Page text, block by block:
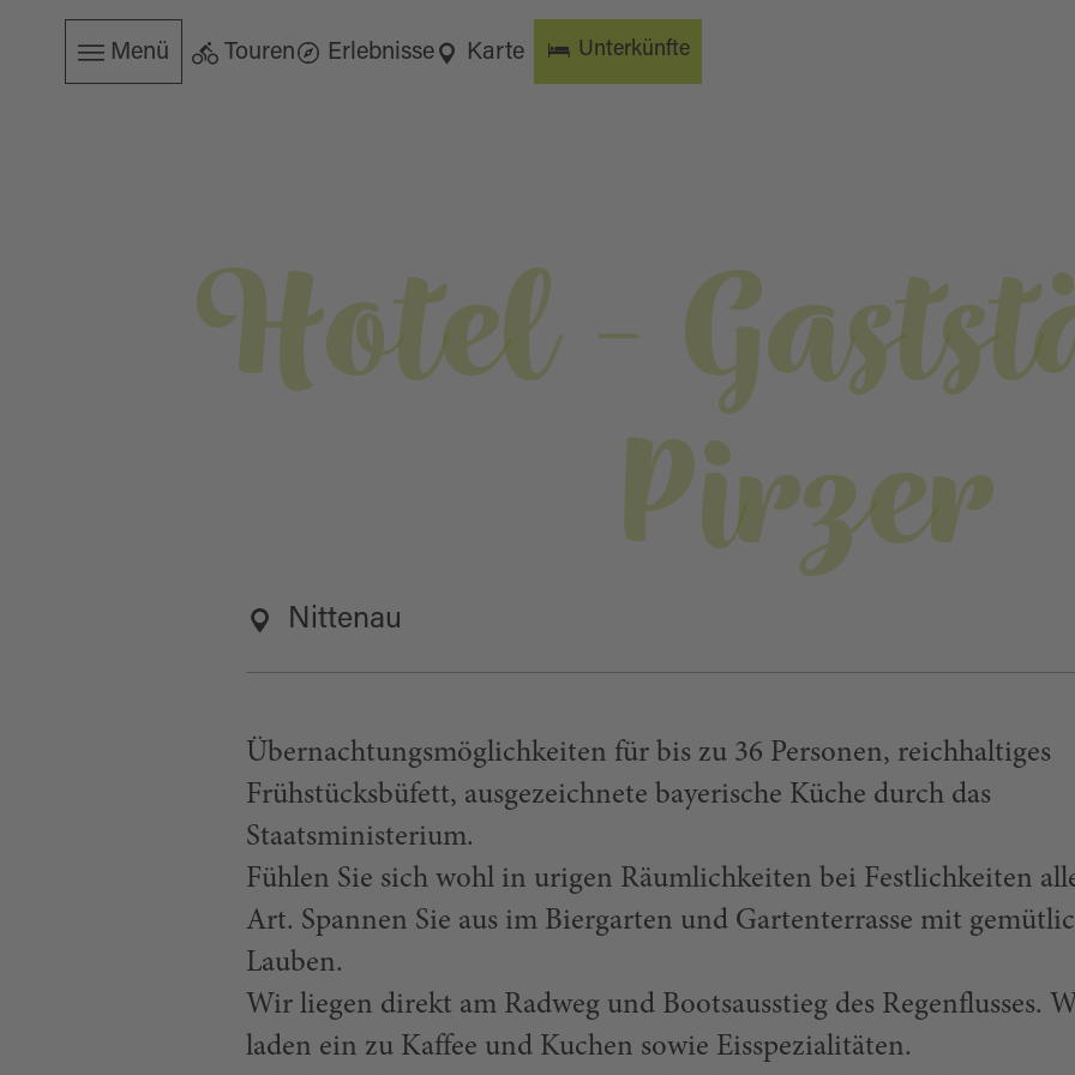
Menü Touren Erlebnisse Karte Unterkünfte
Hotel -
Pirzer
Nittenau
Übernachtungsmöglichkeiten für bis zu 36 Personen, reichhaltiges
Frühstücksbüfett, ausgezeichnete bayerische Küche durch das
Staatsministerium.
Fühlen Sie sich wohl in urigen Räumlichkeiten bei Festlichkeiten
Art. Spannen Sie aus im Biergarten und Gartenterrasse mit
Lauben.
Wir liegen direkt am Radweg und Bootsausstieg des Regenflusses.
laden ein zu Kaffee und Kuchen sowie Eisspezialitäten.